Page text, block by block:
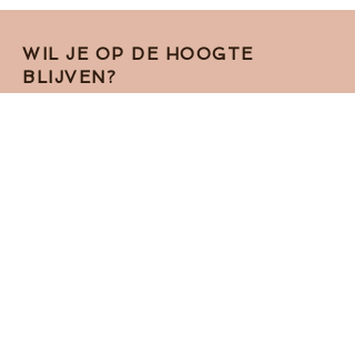
WIL JE OP DE HOOGTE
BLIJVEN?